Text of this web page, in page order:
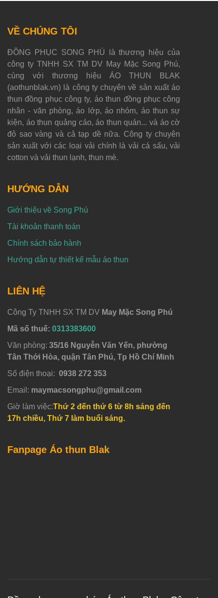
VỀ CHÚNG TÔI
ĐỒNG PHỤC SONG PHÚ là thương hiệu của
công ty TNHH SX TM DV May Mặc Song Phú,
cùng với thương hiệu ÁO THUN BLAK
(aothunblak.vn) là công ty chuyên về sản xuất áo
thun đồng phục công ty, áo thun đồng phục công
nhân - văn phòng, áo lớp, áo nhóm, áo thun sự
kiện, áo thun quảng cáo, áo thun quán... và áo cờ
đỏ sao vàng và cả tạp dề nữa. Công ty chuyên
sản xuất với các loại vải chính là vải cá sấu, vải
cotton và vải thun lạnh, thun mè.
HƯỚNG DẪN
Giới thiệu về Song Phú
Tài khoản thanh toán
Chính sách bảo hành
Hướng dẫn tự thiết kế mẫu áo thun
LIÊN HỆ
Công Ty TNHH SX TM DV May Mặc Song Phú
Mã số thuế: 0313383600
Văn phòng: 35/16 Nguyễn Văn Yến, phường
Tân Thới Hòa, quận Tân Phú, Tp Hồ Chí Minh
Số điện thoại: 0938 272 353
Email: maymacsongphu@gmail.com
Giờ làm việc:Thứ 2 đến thứ 6 từ 8h sáng đến
17h chiều, Thứ 7 làm buổi sáng.
Fanpage Áo thun Blak